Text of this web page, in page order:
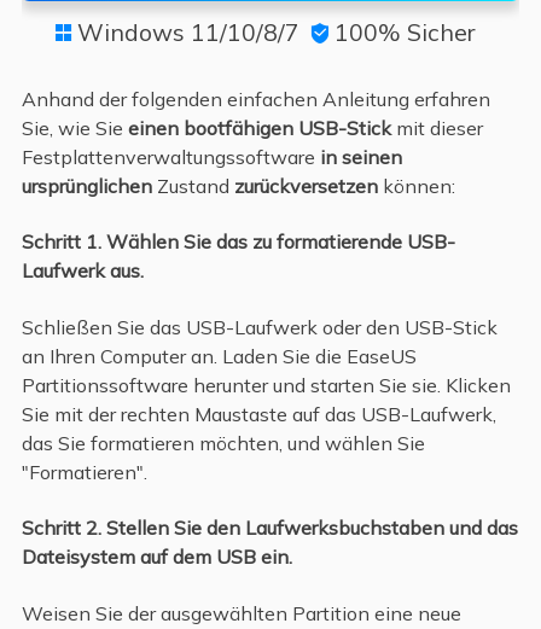
 Windows 11/10/8/7  100% Sicher
Anhand der folgenden einfachen Anleitung erfahren
Sie, wie Sie einen bootfähigen USB-Stickmit dieser
Festplattenverwaltungssoftware in seinen
ursprünglichenZustand zurückversetzenkönnen:
Schritt 1. Wählen Sie das zu formatierende USB-
Laufwerk aus.
Schließen Sie das USB-Laufwerk oder den USB-Stick
an Ihren Computer an. Laden Sie die EaseUS
Partitionssoftware herunter und starten Sie sie. Klicken
Sie mit der rechten Maustaste auf das USB-Laufwerk,
das Sie formatieren möchten, und wählen Sie
"Formatieren".
Schritt 2. Stellen Sie den Laufwerksbuchstaben und das
Dateisystem auf dem USB ein.
Weisen Sie der ausgewählten Partition eine neue